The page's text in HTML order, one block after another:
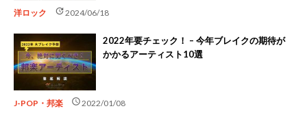
洋ロック update2024/06/18
2022年要チェック！ – 今年ブレイクの期待が
かかるアーティスト10選
J-POP・邦楽 schedule2022/01/08